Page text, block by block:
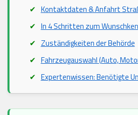
Kontaktdaten & Anfahrt
In 4 Schritten zum
Zuständigkeiten der Behörde
Fahrzeugauswahl (Auto,
Expertenwissen: Benötigte